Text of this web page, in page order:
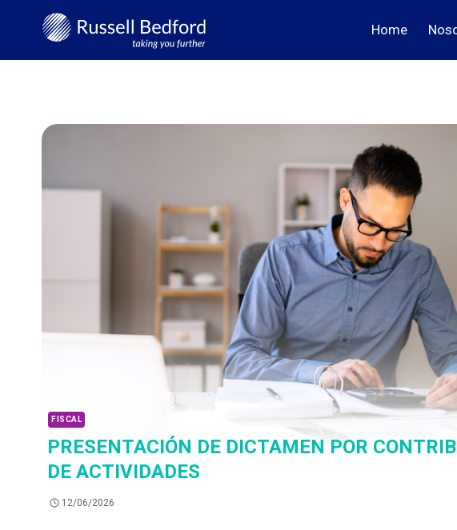
Home
FISCAL
PRESENTACIÓN DE DICTAMEN POR
DE ACTIVIDADES
12/06/2026